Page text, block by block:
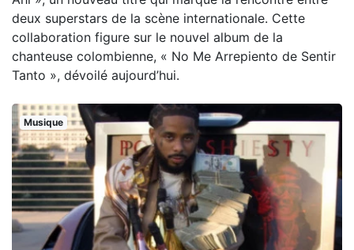
deux superstars de la scène internationale. Cette
collaboration figure sur le nouvel album de la
chanteuse colombienne, « No Me Arrepiento de Sentir
Tanto », dévoilé aujourd’hui.
Musique